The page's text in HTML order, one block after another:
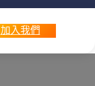
加入我們